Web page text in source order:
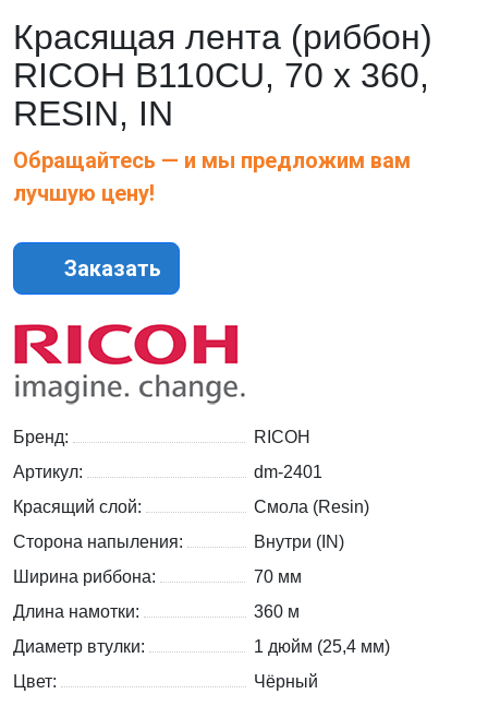
Красящая лента (риббон)
RICOH B110CU, 70 х 360,
RESIN, IN
Обращайтесь — и мы предложим вам
лучшую цену!
Заказать
Бренд:
RICOH
Артикул:
dm-2401
Красящий слой:
Смола (Resin)
Сторона напыления:
Внутри (IN)
Ширина риббона:
70 мм
Длина намотки:
360 м
Диаметр втулки:
1 дюйм (25,4 мм)
Цвет:
Чёрный